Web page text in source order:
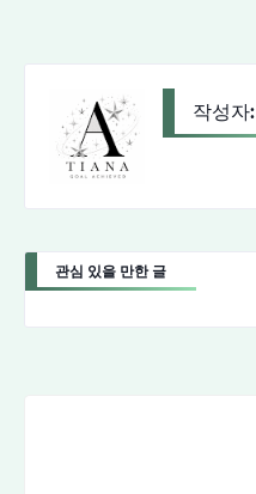
작성자:
관심 있을 만한 글